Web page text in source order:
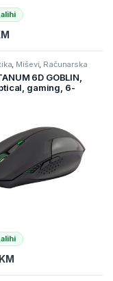
, Miševi, Računarska
6D GOBLIN,
gaming, 6-
KM